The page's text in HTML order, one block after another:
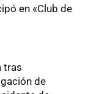
en «Club de
tras
de